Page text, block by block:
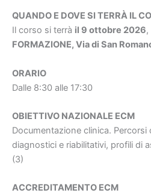
QUANDO E DOVE SI TERRÀ IL
Il corso si terrà il 9 ottobre 2026,
FORMAZIONE, Via di San
ORARIO
Dalle 8:30 alle 17:30
OBIETTIVO NAZIONALE ECM
Documentazione clinica.
diagnostici e riabilitativi, profili di
(3)
ACCREDITAMENTO ECM